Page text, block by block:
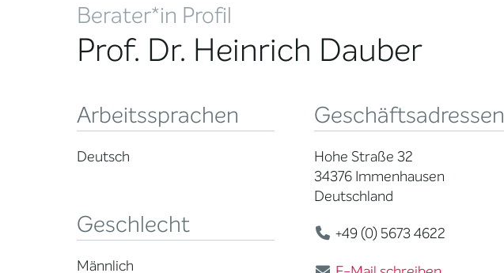
Berater*in Profil
Prof. Dr. Heinrich Dauber
Arbeitssprachen
Deutsch
Geschlecht
Männlich
Geschäftsadressen
Hohe Straße 32
34376 Immenhausen
Deutschland
+49 (0) 5673 4622